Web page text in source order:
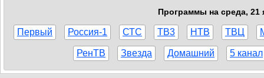
Программы на среда, 21
Первый Россия-1 СТС ТВ3 НТВ ТВЦ
РенТВ Звезда Домашний 5 канал